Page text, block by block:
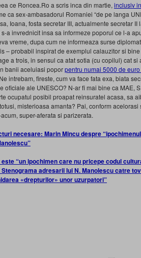
ce Roncea.Ro a scris inca din martie, inclusiv
ca sex-ambasadorul Romaniei “de pe langa
Ioana, fosta secretar III, actualmente secretar
a invrednicit insa sa informeze poporul ce l-a
vreme, dupa cum ne informeaza surse
– probabil inspirat de exemplul calauzitor si
a trois, in sensul ca atat sotia (cu copilul) cat
banii aceluiasi poporpentru numai 5000 de
intrebam, fireste, cum va face fata exa, biata
oficiale ale UNESCO? N-ar fi mai bine ca MAE,
ocupatul posibil proapat reinsuratel acasa, sa
misterioasa amanta? Pai, conform
super-aferata si parizerata.
necesare: Marin Mincu despre
“un ipochimen care nu pricepe codul
adresarii lui N. Manolescu catre
«drepturilor» unor uzurpatori”